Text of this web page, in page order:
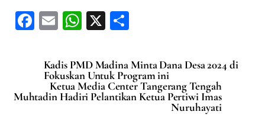
F
c
e
b
E
ai
l
W
at
s
A
X
ar
e
Kadis PMD Madina Minta Dana Desa 2024 di
Fokuskan Untuk Program ini
Ketua Media Center Tangerang Tengah
Muhtadin Hadiri Pelantikan Ketua Pertiwi Imas
Nuruhayati